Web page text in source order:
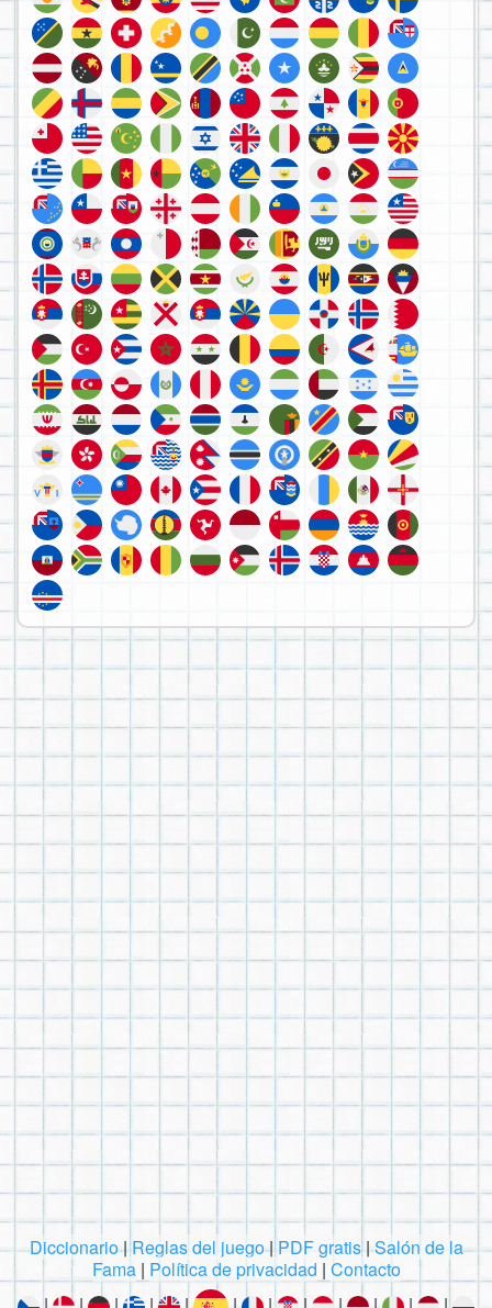
Diccionario| Reglas del juego| PDF gratis|Salón de la
Fama| Política de privacidad | Contacto